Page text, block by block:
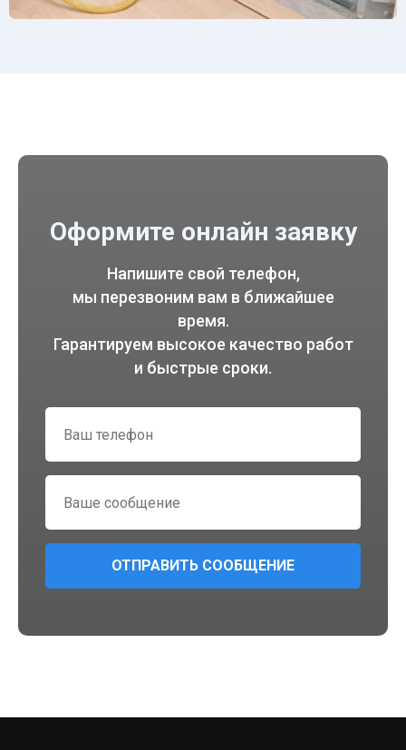
Оформите онлайн заявку
Напишите свой телефон,
мы перезвоним вам в ближайшее
время.
Гарантируем высокое качество работ
и быстрые сроки.
ОТПРАВИТЬ СООБЩЕНИЕ